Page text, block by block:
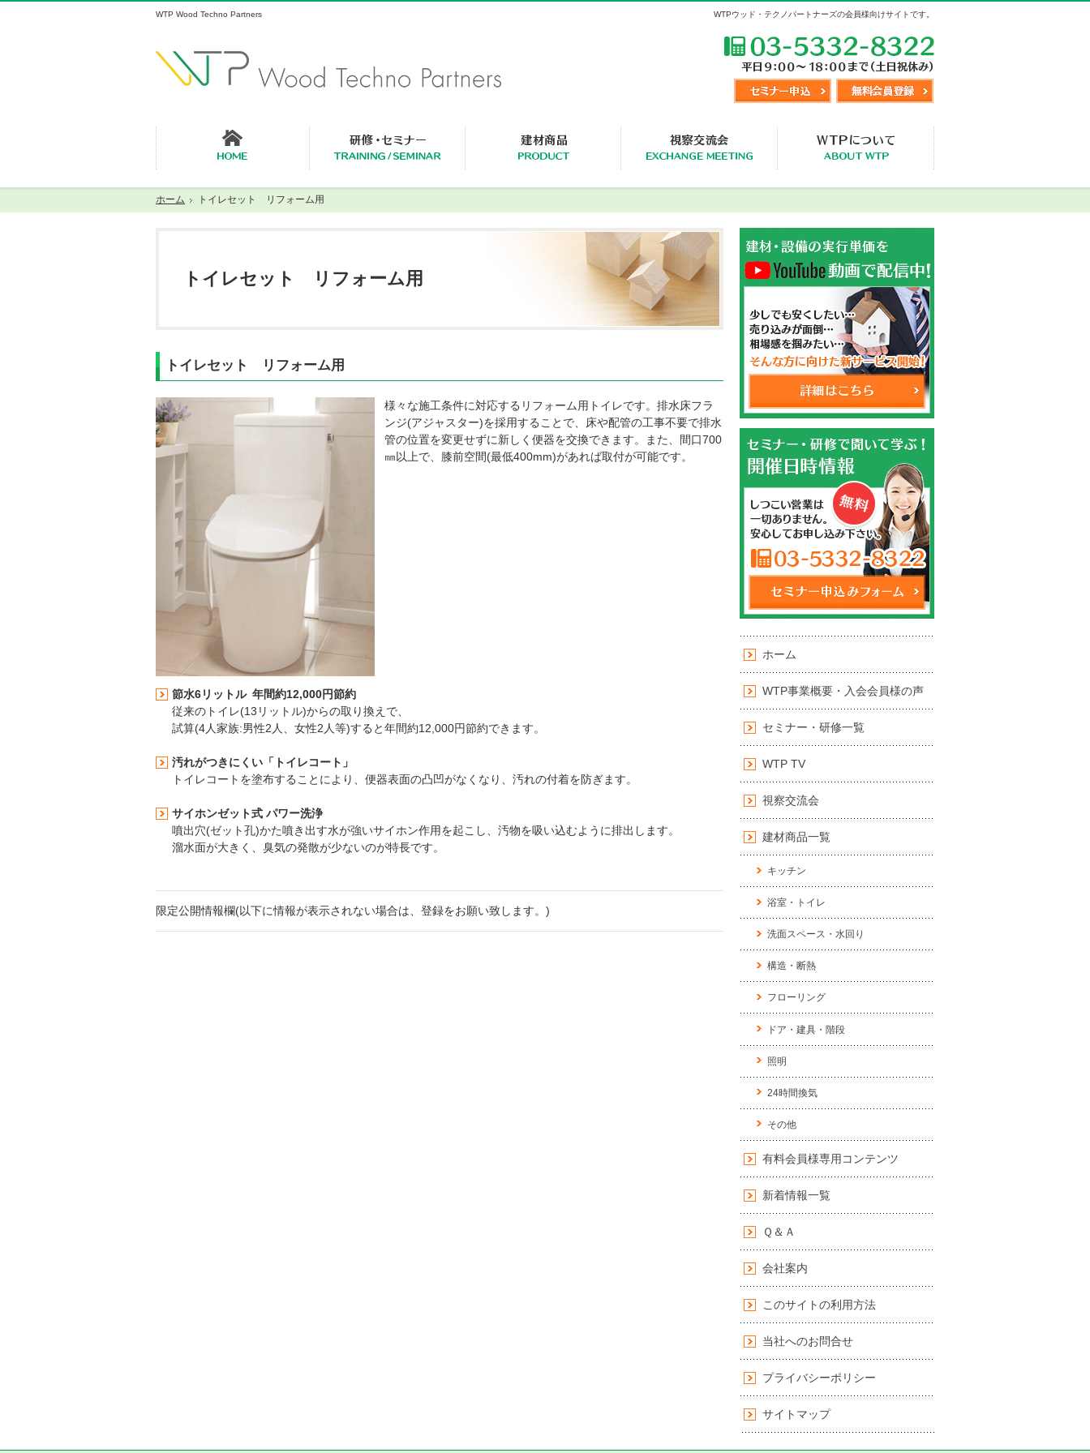
トイレセット リフォーム用
WTPウッド・テクノパートナーズの会員様向けサイトです。
WTP Wood Techno Partners
トイレセット リフォーム用
様々な施工条件に対応するリフォーム用トイレです。排水床フラ
ンジ(アジャスター)を採用することで、床や配管の工事不要で排水
管の位置を変更せずに新しく便器を交換できます。また、間口700
㎜以上で、膝前空間(最低400mm)があれば取付が可能です。
節水6リットル 年間約12,000円節約
従来のトイレ(13リットル)からの取り換えで、
試算(4人家族:男性2人、女性2人等)すると年間約12,000円節約できます。
汚れがつきにくい 「トイレコート」
トイレコートを塗布することにより、便器表面の凸凹がなくなり、 汚れの付着を防ぎます。
サイホンゼット式 パワー洗浄
噴出穴(ゼット孔)かた噴き出す水が強いサイホン作用を起こし、汚物を吸い込むように排出します。
溜水面が大きく、臭気の発散が少ないのが特長です。
限定公開情報欄(以下に情報が表示されない場合は、登録をお願い致します。)
ホーム
WTP事業概要・入会会員様の声
セミナー・研修一覧
WTP TV
視察交流会
建材商品一覧
キッチン
浴室・トイレ
洗面スペース・水回り
構造・断熱
フローリング
ドア・建具・階段
照明
24時間換気
その他
有料会員様専用コンテンツ
新着情報一覧
Ｑ＆Ａ
会社案内
このサイトの利用方法
当社へのお問合せ
プライバシーポリシー
サイトマップ
セミナー申込
ホーム セミナー・研修一覧 建材商品一覧 視察交流会 WTP事業概要・入会会員様の声
ホーム トイレセット リフォーム用